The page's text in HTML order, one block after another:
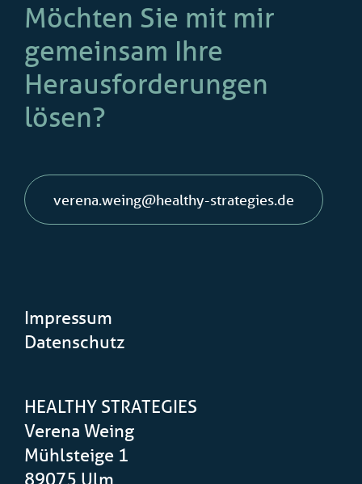
Möchten Sie mit mir
gemeinsam Ihre
Herausforderungen
lösen?
verena.weing@healthy-strategies.de
Impressum
Datenschutz
HEALTHY STRATEGIES
Verena Weing
Mühlsteige 1
89075 Ulm